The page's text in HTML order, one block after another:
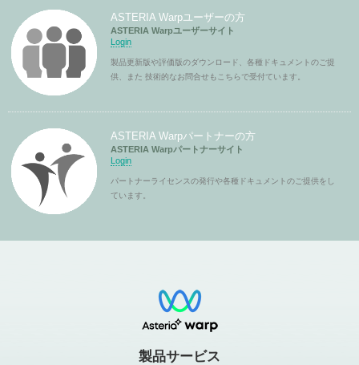
ASTERIA Warpユーザーの方
ASTERIA Warpユーザーサイト
Login
製品更新版や評価版のダウンロード、各種ドキュメントのご提
供、また 技術的なお問合せもこちらで受付ています。
ASTERIA Warpパートナーの方
ASTERIA Warpパートナーサイト
Login
パートナーライセンスの発行や各種ドキュメントのご提供をし
ています。
製品サービス